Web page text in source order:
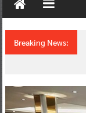
New
Breaking News: